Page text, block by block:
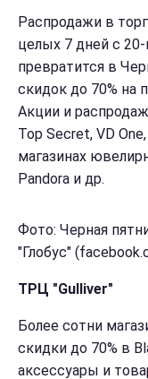
Распродажи в
целых 7 дней с 20-
превратится в
скидок до 70% на
Акции и
Top Secret, VD
магазинах
Pandora и др.
Фото: Черная
"Глобус"
ТРЦ "Gulliver"
Более сотни
скидки до 70% в
аксессуары и